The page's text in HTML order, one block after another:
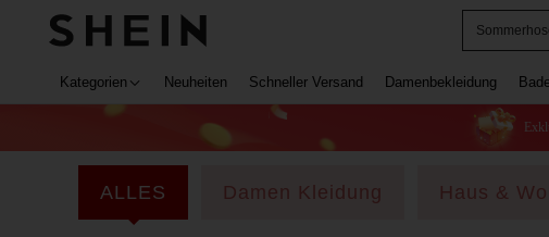
Kategorien Neuheiten Schneller Versand Damenbekleidung
ALLES Damen Kleidung Haus &